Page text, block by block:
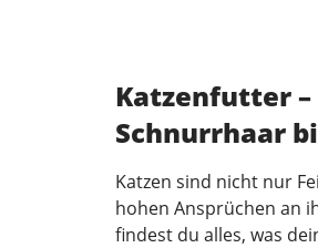
Katzenfutter
Schnurrhaar
Katzen sind nicht nur
hohen Ansprüchen an
findest du alles, was